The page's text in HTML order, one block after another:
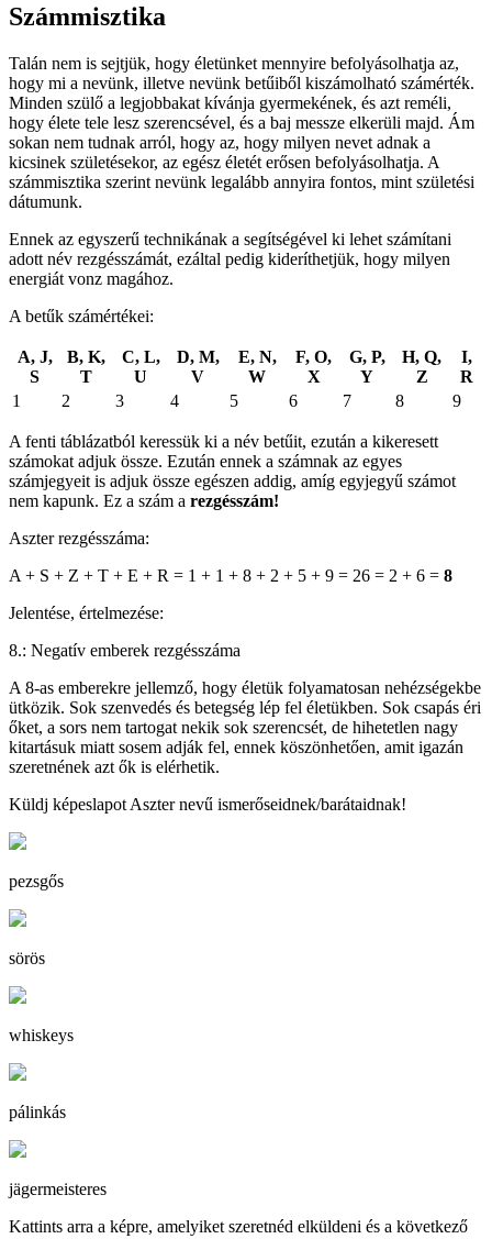
Számmisztika
Talán nem is sejtjük, hogy életünket mennyire befolyásolhatja az,
hogy mi a nevünk, illetve nevünk betűiből kiszámolható számérték.
Minden szülő a legjobbakat kívánja gyermekének, és azt reméli,
hogy élete tele lesz szerencsével, és a baj messze elkerüli majd. Ám
sokan nem tudnak arról, hogy az, hogy milyen nevet adnak a
kicsinek születésekor, az egész életét erősen befolyásolhatja. A
számmisztika szerint nevünk legalább annyira fontos, mint születési
dátumunk.
Ennek az egyszerű technikának a segítségével ki lehet számítani
adott név rezgésszámát, ezáltal pedig kideríthetjük, hogy milyen
energiát vonz magához.
A betűk számértékei:
A, J,
S
B, K,
T
C, L,
U
D, M,
V
E, N,
W
F, O,
X
G, P,
Y
H, Q,
Z
I,
R
1
2 3 4 5 6 7 8 9
A fenti táblázatból keressük ki a név betűit, ezután a kikeresett
számokat adjuk össze. Ezután ennek a számnak az egyes
számjegyeit is adjuk össze egészen addig, amíg egyjegyű számot
nem kapunk. Ez a szám a rezgésszám!
Aszter rezgésszáma:
A + S + Z + T + E + R = 1 + 1 + 8 + 2 + 5 + 9 = 26 = 2 + 6 = 8
Jelentése, értelmezése:
8.: Negatív emberek rezgésszáma
A 8-as emberekre jellemző, hogy életük folyamatosan nehézségekbe
ütközik. Sok szenvedés és betegség lép fel életükben. Sok csapás éri
őket, a sors nem tartogat nekik sok szerencsét, de hihetetlen nagy
kitartásuk miatt sosem adják fel, ennek köszönhetően, amit igazán
szeretnének azt ők is elérhetik.
Küldj képeslapot Aszter nevű ismerőseidnek/barátaidnak!
pezsgős
sörös
whiskeys
pálinkás
jägermeisteres
Kattints arra a képre, amelyiket szeretnéd elküldeni és a következő